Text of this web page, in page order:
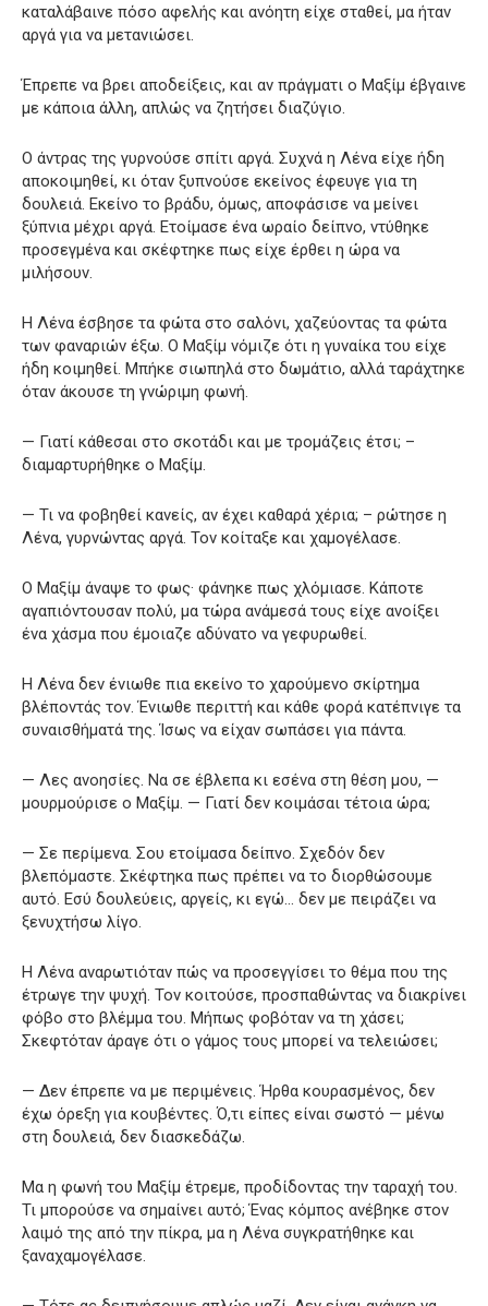
καταλάβαινε πόσο αφελής και ανόητη είχε σταθεί, μα ήταν
αργά για να μετανιώσει.
Έπρεπε να βρει αποδείξεις, και αν πράγματι ο Μαξίμ έβγαινε
με κάποια άλλη, απλώς να ζητήσει διαζύγιο.
Ο άντρας της γυρνούσε σπίτι αργά. Συχνά η Λένα είχε ήδη
αποκοιμηθεί, κι όταν ξυπνούσε εκείνος έφευγε για τη
δουλειά. Εκείνο το βράδυ, όμως, αποφάσισε να μείνει
ξύπνια μέχρι αργά. Ετοίμασε ένα ωραίο δείπνο, ντύθηκε
προσεγμένα και σκέφτηκε πως είχε έρθει η ώρα να
μιλήσουν.
Η Λένα έσβησε τα φώτα στο σαλόνι, χαζεύοντας τα φώτα
των φαναριών έξω. Ο Μαξίμ νόμιζε ότι η γυναίκα του είχε
ήδη κοιμηθεί. Μπήκε σιωπηλά στο δωμάτιο, αλλά ταράχτηκε
όταν άκουσε τη γνώριμη φωνή.
— Γιατί κάθεσαι στο σκοτάδι και με τρομάζεις έτσι; –
διαμαρτυρήθηκε ο Μαξίμ.
— Τι να φοβηθεί κανείς, αν έχει καθαρά χέρια; – ρώτησε η
Λένα, γυρνώντας αργά. Τον κοίταξε και χαμογέλασε.
Ο Μαξίμ άναψε το φως· φάνηκε πως χλόμιασε. Κάποτε
αγαπιόντουσαν πολύ, μα τώρα ανάμεσά τους είχε ανοίξει
ένα χάσμα που έμοιαζε αδύνατο να γεφυρωθεί.
Η Λένα δεν ένιωθε πια εκείνο το χαρούμενο σκίρτημα
βλέποντάς τον. Ένιωθε περιττή και κάθε φορά κατέπνιγε τα
συναισθήματά της. Ίσως να είχαν σωπάσει για πάντα.
— Λες ανοησίες. Να σε έβλεπα κι εσένα στη θέση μου, —
μουρμούρισε ο Μαξίμ. — Γιατί δεν κοιμάσαι τέτοια ώρα;
— Σε περίμενα. Σου ετοίμασα δείπνο. Σχεδόν δεν
βλεπόμαστε. Σκέφτηκα πως πρέπει να το διορθώσουμε
αυτό. Εσύ δουλεύεις, αργείς, κι εγώ… δεν με πειράζει να
ξενυχτήσω λίγο.
Η Λένα αναρωτιόταν πώς να προσεγγίσει το θέμα που της
έτρωγε την ψυχή. Τον κοιτούσε, προσπαθώντας να διακρίνει
φόβο στο βλέμμα του. Μήπως φοβόταν να τη χάσει;
Σκεφτόταν άραγε ότι ο γάμος τους μπορεί να τελειώσει;
— Δεν έπρεπε να με περιμένεις. Ήρθα κουρασμένος, δεν
έχω όρεξη για κουβέντες. Ό,τι είπες είναι σωστό — μένω
στη δουλειά, δεν διασκεδάζω.
Μα η φωνή του Μαξίμ έτρεμε, προδίδοντας την ταραχή του.
Τι μπορούσε να σημαίνει αυτό; Ένας κόμπος ανέβηκε στον
λαιμό της από την πίκρα, μα η Λένα συγκρατήθηκε και
ξαναχαμογέλασε.